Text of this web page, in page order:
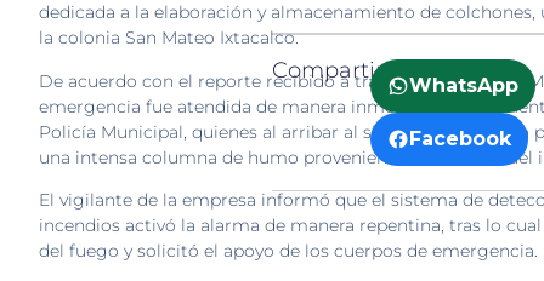
dedicada a la elaboración y almacenamiento de colchones,
la colonia San Mateo Ixtacalco.
De acuerdo con el reporte recibido a través del Centro de
emergencia fue atendida de manera inmediata por
Policía Municipal, quienes al arribar al sitio confirmaron la
una intensa columna de humo proveniente del interior del
El vigilante de la empresa informó que el sistema de
incendios activó la alarma de manera repentina, tras lo
del fuego y solicitó el apoyo de los cuerpos de emergencia.
Compartir:
WhatsApp
Facebook